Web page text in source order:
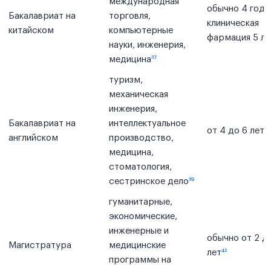
Бакалавриат на
китайском
торговля,
компьютерные
науки, инженерия,
медицина³⁷
обычно 4
клиническая
фармация 5
Бакалавриат на
английском
туризм,
механическая
инженерия,
интеллектуальное
производство,
медицина,
стоматология,
сестринское дело³⁹
от 4 до 6 лет
Магистратура
гуманитарные,
экономические,
инженерные и
медицинские
программы на
обычно от 2
лет⁴²